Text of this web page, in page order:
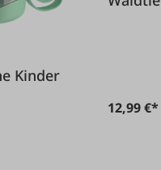
Kinder
12,99 €*